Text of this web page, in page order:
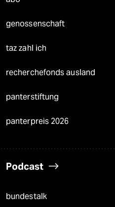
genossenschaft
taz zahl ich
recherchefonds ausland
panterstiftung
panterpreis 2026
Podcast
bundestalk